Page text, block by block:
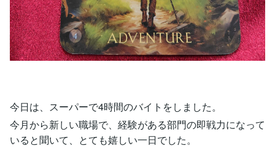
今日は、スーパーで4時間のバイトをしました。
今月から新しい職場で、経験がある部門の即戦力になって
いると聞いて、とても嬉しい一日でした。